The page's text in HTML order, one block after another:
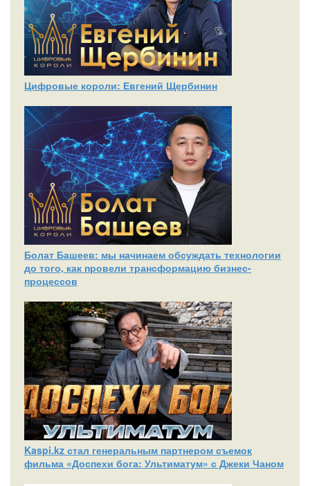
Цифровые короли: Евгений Щербинин
Болат Башеев: мы начинаем обсуждать технологии
до того, как провели трансформацию бизнес-
процессов
Kaspi.kz стал генеральным партнером съемок
фильма «Доспехи бога: Ультиматум» с Джеки Чаном